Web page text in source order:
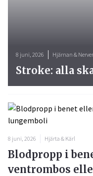
8 juni, 2026 Hjärta & Kärl
Blodpropp i
ventrombos
8 juni, 2026 Hjärnan & Nerver
Stroke: alla